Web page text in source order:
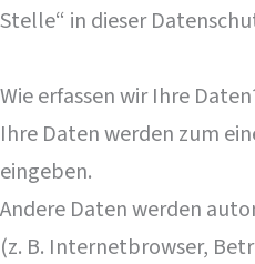
Stelle“ in dieser
Wie erfassen wir Ihre
Ihre Daten werden zum
eingeben.
Andere Daten werden
(z. B. Internetbrowser,